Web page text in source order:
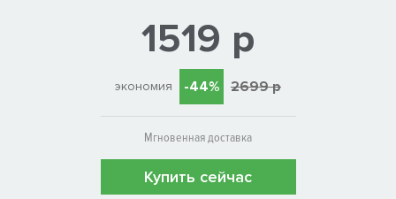
1519 р
экономия -44% 2699 р
Мгновенная доставка
Купить сейчас